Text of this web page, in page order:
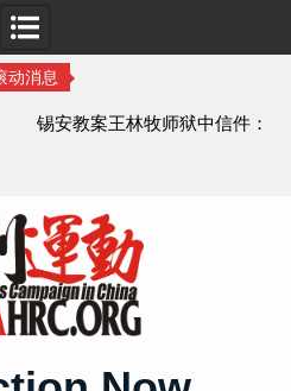
动消息
件：荒诞的人与公义的神